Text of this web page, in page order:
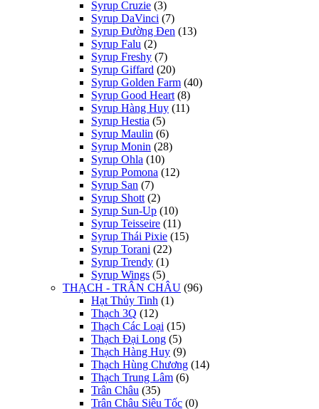
Syrup Cruzie (3)
Syrup DaVinci (7)
Syrup Đường Đen (13)
Syrup Falu (2)
Syrup Freshy (7)
Syrup Giffard (20)
Syrup Golden Farm (40)
Syrup Good Heart (8)
Syrup Hàng Huy (11)
Syrup Hestia (5)
Syrup Maulin (6)
Syrup Monin (28)
Syrup Ohla (10)
Syrup Pomona (12)
Syrup San (7)
Syrup Shott (2)
Syrup Sun-Up (10)
Syrup Teisseire (11)
Syrup Thái Pixie (15)
Syrup Torani (22)
Syrup Trendy (1)
Syrup Wings (5)
THẠCH - TRÂN CHÂU (96)
Hạt Thủy Tinh (1)
Thạch 3Q (12)
Thạch Các Loại (15)
Thạch Đại Long (5)
Thạch Hàng Huy (9)
Thạch Hùng Chương (14)
Thạch Trung Lâm (6)
Trân Châu (35)
Trân Châu Siêu Tốc (0)